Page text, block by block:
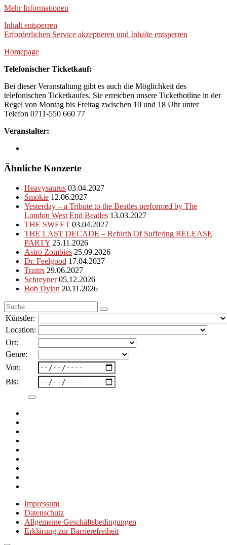
Mehr Informationen
Inhalt entsperren
Erforderlichen Service akzeptieren und Inhalte entsperren
Homepage
Telefonischer Ticketkauf:
Bei dieser Veranstaltung gibt es auch die Möglichkeit des
telefonischen Ticketkaufes. Sie erreichen unsere Tickethotline in der
Regel von Montag bis Freitag zwischen 10 und 18 Uhr unter
Telefon 0711-550 660 77
Veranstalter:
Ähnliche Konzerte
Heavysaurus 03.04.2027
Smokie 12.06.2027
Yesterday – a Tribute to the Beatles performed by The
London West End Beatles 13.03.2027
THE SWEET 03.04.2027
THE LAST DECADE – Rebirth Of Suffering RELEASE
PARTY 25.11.2026
Astro Zombies 25.09.2026
Dr. Feelgood 17.04.2027
Traitrs 29.06.2027
Schreyner 05.12.2026
Bob Dylan 20.11.2026
Suche
nach:
Künstler:
Location:
Ort:
Genre:
Von:
Bis:
Impressum
Datenschutz
Allgemeine Geschäftsbedingungen
Erklärung zur Barrierefreiheit